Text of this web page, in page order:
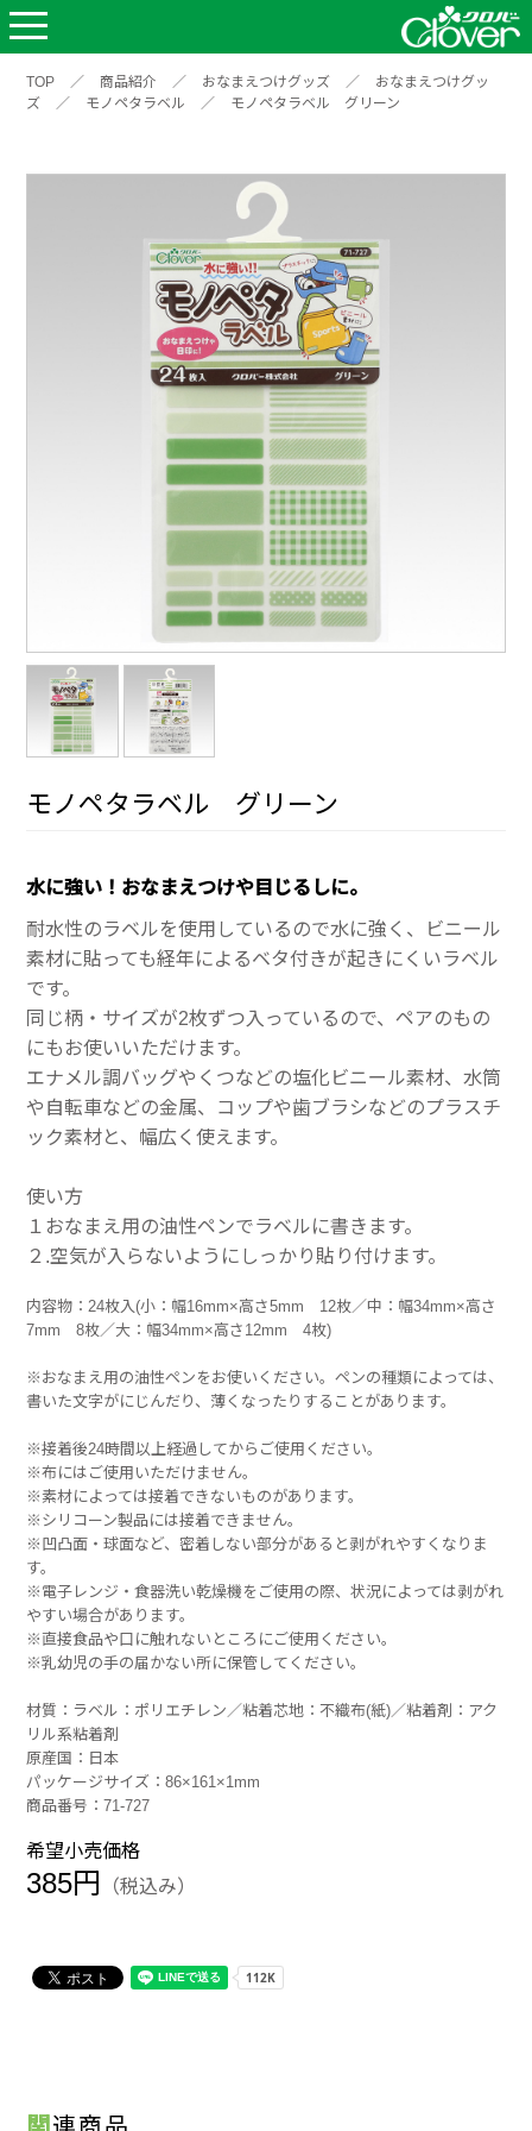
TOP ／ 商品紹介 ／ おなまえつけグッズ ／
おなまえつけグッ
ズ
／ モノペタラベル ／ モノペタラベル グリーン
モノペタラベル グリーン
水に強い！おなまえつけや目じるしに。
耐水性のラベルを使用しているので水に強く、ビニール
素材に貼っても経年によるベタ付きが起きにくいラベル
です。
同じ柄・サイズが2枚ずつ入っているので、ペアのもの
にもお使いいただけます。
エナメル調バッグやくつなどの塩化ビニール素材、水筒
や自転車などの金属、コップや歯ブラシなどのプラスチ
ック素材と、幅広く使えます。
使い方
１おなまえ用の油性ペンでラベルに書きます。
２.空気が入らないようにしっかり貼り付けます。
内容物：24枚入(小：幅16mm×高さ5mm 12枚／中：幅34mm×高さ
7mm 8枚／大：幅34mm×高さ12mm 4枚)
※おなまえ用の油性ペンをお使いください。ペンの種類によっては、
書いた文字がにじんだり、薄くなったりすることがあります。
※接着後24時間以上経過してからご使用ください。
※布にはご使用いただけません。
※素材によっては接着できないものがあります。
※シリコーン製品には接着できません。
※凹凸面・球面など、密着しない部分があると剥がれやすくなりま
す。
※電子レンジ・食器洗い乾燥機をご使用の際、状況によっては剥がれ
やすい場合があります。
※直接食品や口に触れないところにご使用ください。
※乳幼児の手の届かない所に保管してください。
材質：ラベル：ポリエチレン／粘着芯地：不織布(紙)／粘着剤：アク
リル系粘着剤
原産国：日本
パッケージサイズ：86×161×1mm
商品番号：71-727
希望小売価格
385円 （税込み）